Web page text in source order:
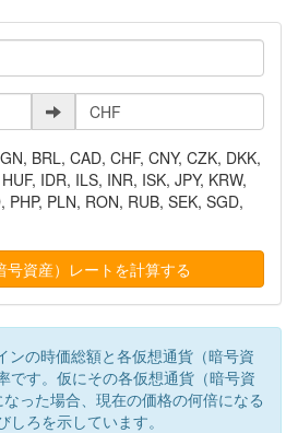
BRL, CAD, CHF, CNY, CZK, DKK,
IDR, ILS, INR, ISK, JPY, KRW,
PHP, PLN, RON, RUB, SEK, SGD,
ンの時価総額と各仮想通貨（暗号資
です。仮にその各仮想通貨（暗号資
った場合、現在の価格の何倍になる
ろを示しています。